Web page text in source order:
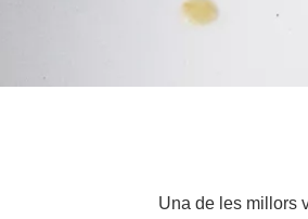
Una de les millors